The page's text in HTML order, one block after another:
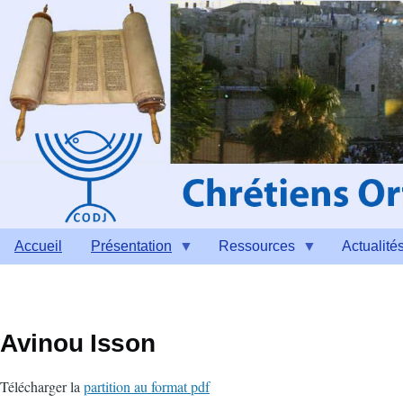
Aller au contenu principal
Accueil Présentation Ressources
Avinou Isson
Télécharger la partition au format pdf